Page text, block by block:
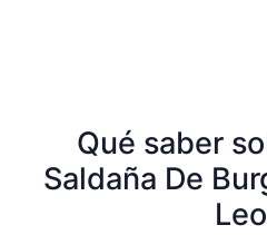
Qué saber
Saldaña De